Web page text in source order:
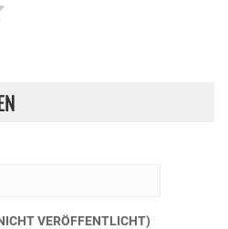
VERÖFFENTLICHT)